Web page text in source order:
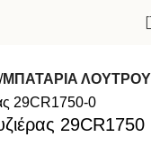
ΜΠΑΤΑΡΙΑ ΛΟΥΤΡΟΥ
29CR1750